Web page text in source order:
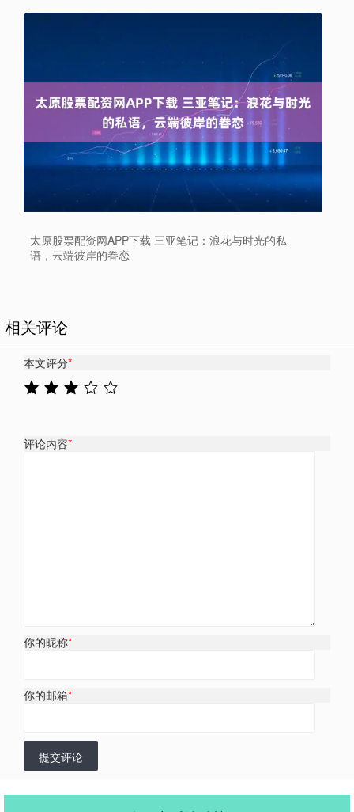
太原股票配资网APP下载 三亚笔记：浪花与时光的私
语，云端彼岸的眷恋
相关评论
本文评分*
评论内容*
你的昵称*
你的邮箱*
提交评论